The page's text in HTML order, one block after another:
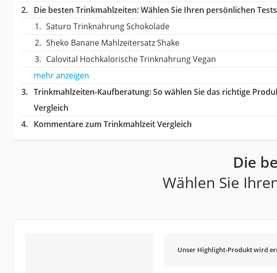
Die besten Trinkmahlzeiten:Wählen Sie Ihren persönlichen
Saturo Trinknahrung Schokolade
Sheko Banane Mahlzeitersatz Shake
Calovital Hochkalorische Trinknahrung Vegan
mehr anzeigen
Trinkmahlzeiten-Kaufberatung: So wählen Sie das richtige
Vergleich
Kommentare zum Trinkmahlzeit Vergleich
Die
Wählen Sie
Unser Highlight-Produkt wird